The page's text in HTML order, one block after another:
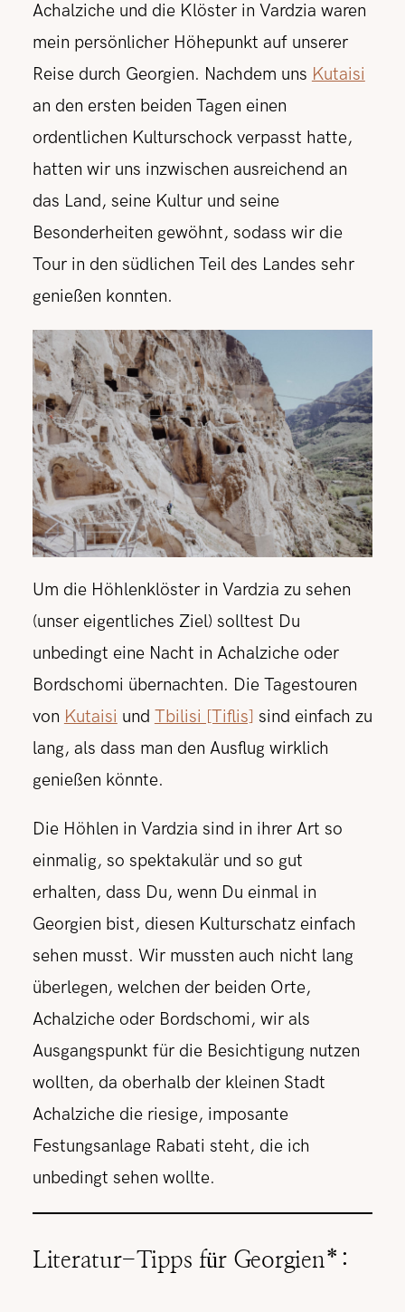
Achalziche und die Klöster in Vardzia waren
mein persönlicher Höhepunkt auf unserer
Reise durch Georgien. Nachdem uns Kutaisi
an den ersten beiden Tagen einen
ordentlichen Kulturschock verpasst hatte,
hatten wir uns inzwischen ausreichend an
das Land, seine Kultur und seine
Besonderheiten gewöhnt, sodass wir die
Tour in den südlichen Teil des Landes sehr
genießen konnten.
Um die Höhlenklöster in Vardzia zu sehen
(unser eigentliches Ziel) solltest Du
unbedingt eine Nacht in Achalziche oder
Bordschomi übernachten. Die Tagestouren
von Kutaisi und Tbilisi [Tiflis] sind einfach zu
lang, als dass man den Ausflug wirklich
genießen könnte.
Die Höhlen in Vardzia sind in ihrer Art so
einmalig, so spektakulär und so gut
erhalten, dass Du, wenn Du einmal in
Georgien bist, diesen Kulturschatz einfach
sehen musst. Wir mussten auch nicht lang
überlegen, welchen der beiden Orte,
Achalziche oder Bordschomi, wir als
Ausgangspunkt für die Besichtigung nutzen
wollten, da oberhalb der kleinen Stadt
Achalziche die riesige, imposante
Festungsanlage Rabati steht, die ich
unbedingt sehen wollte.
Literatur-Tipps für Georgien*: